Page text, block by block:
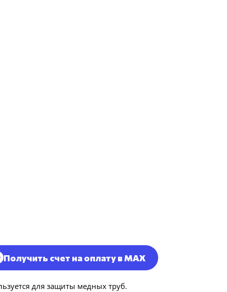
Получить счет на оплату в MAX
для защиты медных труб.